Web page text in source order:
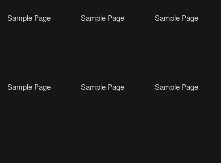
Sample Page Sample Page Sample Page
Sample Page Sample Page Sample Page